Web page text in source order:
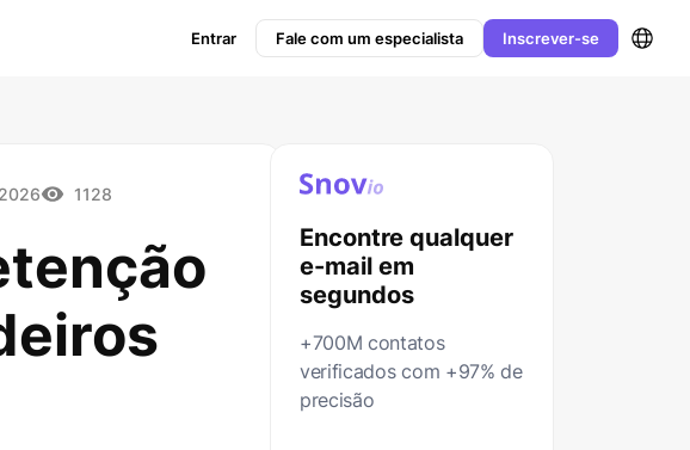
Entrar Fale com um especialista Inscrever-se
1128
Encontre qualquer
e-mail em
segundos
+700M contatos
verificados com +97% de
precisão